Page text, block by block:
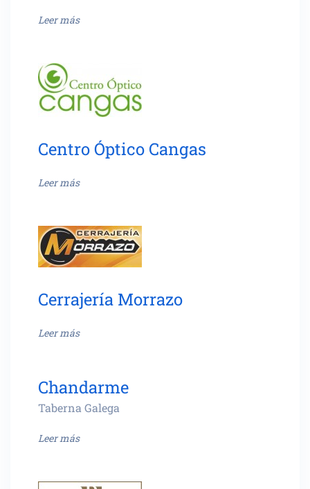
Leer más
Centro Óptico Cangas
Leer más
Cerrajería Morrazo
Leer más
Chandarme
Taberna Galega
Leer más